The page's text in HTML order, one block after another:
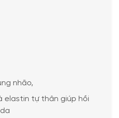
nhão,
elastin tự thân giúp hồi